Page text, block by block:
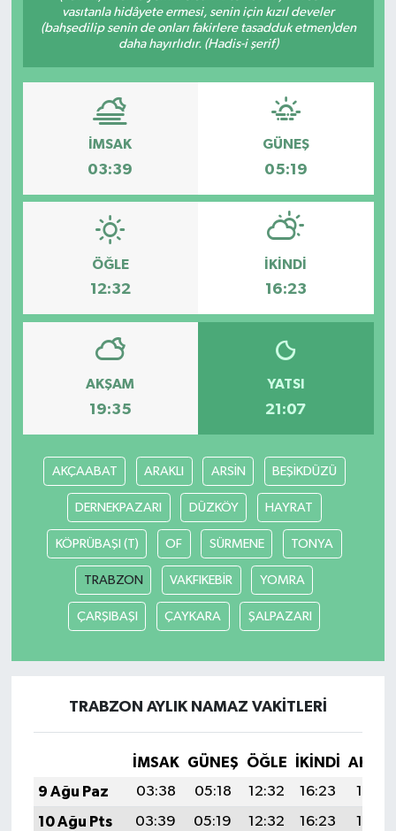
vasıtanla hidâyete ermesi, senin için kızıl develer
(bahşedilip senin de onları fakirlere tasadduk etmen)den
daha hayırlıdır. (Hadis-i şerif)
İMSAK
03:39
GÜNEŞ
05:19
ÖĞLE
12:32
İKINDI
16:23
AKŞAM
19:35
YATSI
21:07
AKÇAABAT ARAKLI ARSİN BEŞİKDÜZÜ
DERNEKPAZARI DÜZKÖY HAYRAT
KÖPRÜBAŞI (T) OF SÜRMENE TONYA
TRABZON VAKFIKEBİR YOMRA
ÇARŞIBAŞI ÇAYKARA ŞALPAZARI
TRABZON AYLIK NAMAZ VAKITLERI
İMSAK GÜNEŞ ÖĞLE İKINDI
9 Ağu Paz
03:38 05:18 12:32 16:23
19:36
10 Ağu Pts
03:39 05:19 12:32 16:23
19:35
Devrek
ÇEVRE
BİLİM VE TEKNOLOJİ
Düzce
Ekonomi
Genel
Gökçebey
GÜNDEM
İş ilanı
Kilimli
Kültür - Sanat
MAGAZİN
Politika
Röportaj